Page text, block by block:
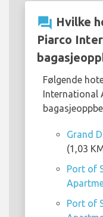
question_answer Hvilke
Piarco
Følgende
International
Grand
(1,03
Port of
Port of